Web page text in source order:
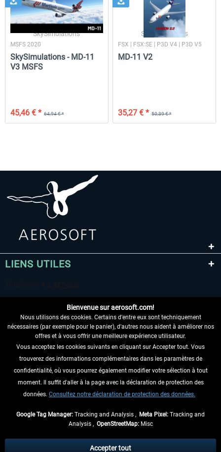
SkySimulations
MSFS 2020
SkySimulations - MD-11
V3 MSFS
64,94 € *
45,46 € *
SkySimulations
FSX | FSX:SE | P3D V4 | P3D V5
MD-11 V2
50,39 € *
35,27 € *
LIENS UTILES
RENONCER AU CONTRAT ICI
INFORMATIONS
NE MANQUEZ PAS LES DERNIÈRES
échéant, frais de remboursement, si aucune description contraire.
Bienvenue sur aerosoft.com!
Nous utilisons des cookies. Certains d'entre eux sont techniquement
nécessaires (par exemple pour le panier), d'autres nous aident à améliorer nos
offres et à vous offrir une meilleure expérience utilisateur.
Vous acceptez les cookies suivants en cliquant sur Accepter tout. Vous
trouverez des informations complémentaires dans les paramètres de
confidentialité, où vous pourrez également modifier votre sélection à tout
moment. Il suffit d'aller à la page avec la déclaration de protection des
données. Consultez notre déclaration de protection des données.
Google Tag Manager: Tracking and Analysis , Meta Pixel: Tracking and
Analysis , OpenStreetMap:Misc
Accepter tout